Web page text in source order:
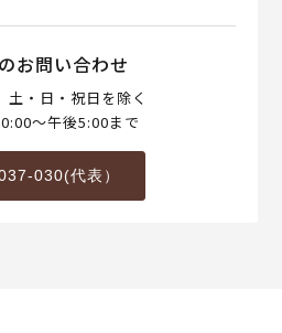
お問い合わせ
土・日・祝日を除く
～午後5:00まで
030(代表）